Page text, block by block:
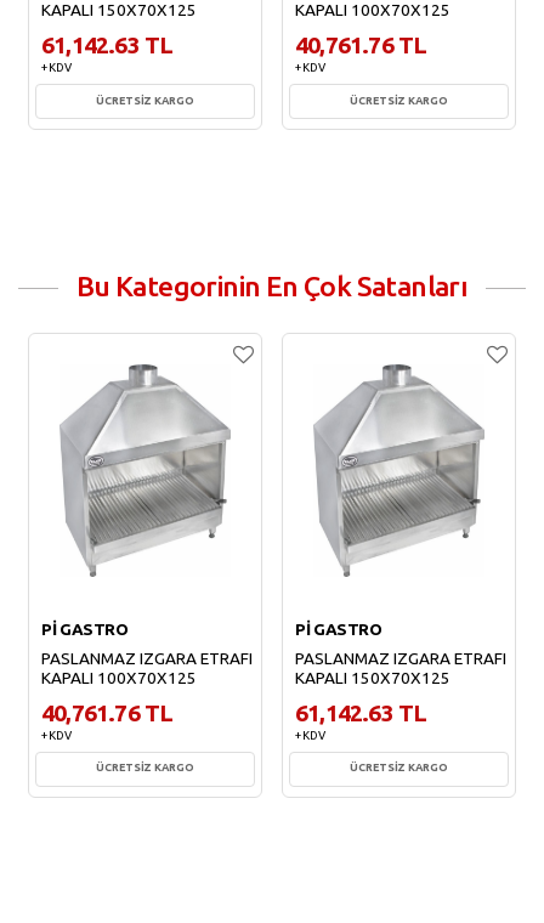
KAPALI 150X70X125
61,142.63 TL
+ KDV
ÜCRETSİZ KARGO
KAPALI 100X70X125
40,761.76 TL
+ KDV
ÜCRETSİZ KARGO
Bu Kategorinin En Çok Satanları
Pİ GASTRO
PASLANMAZ IZGARA ETRAFI
KAPALI 100X70X125
40,761.76 TL
+ KDV
ÜCRETSİZ KARGO
Pİ GASTRO
PASLANMAZ IZGARA ETRAFI
KAPALI 150X70X125
61,142.63 TL
+ KDV
ÜCRETSİZ KARGO